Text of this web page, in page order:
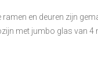
ramen en deuren zijn
met jumbo glas van 4